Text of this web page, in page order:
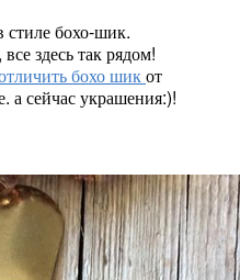
стиле бохо-шик.
здесь так рядом!
бохо шикот
а сейчас украшения:)!